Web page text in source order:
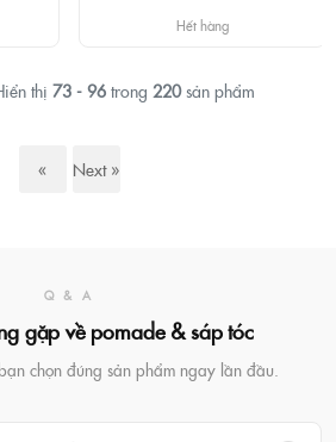
Hết hàng
thị 73 - 96 trong 220sản phẩm
«
Next »
Q & A
gặp về pomade & sáp tóc
chọn đúng sản phẩm ngay lần đầu.